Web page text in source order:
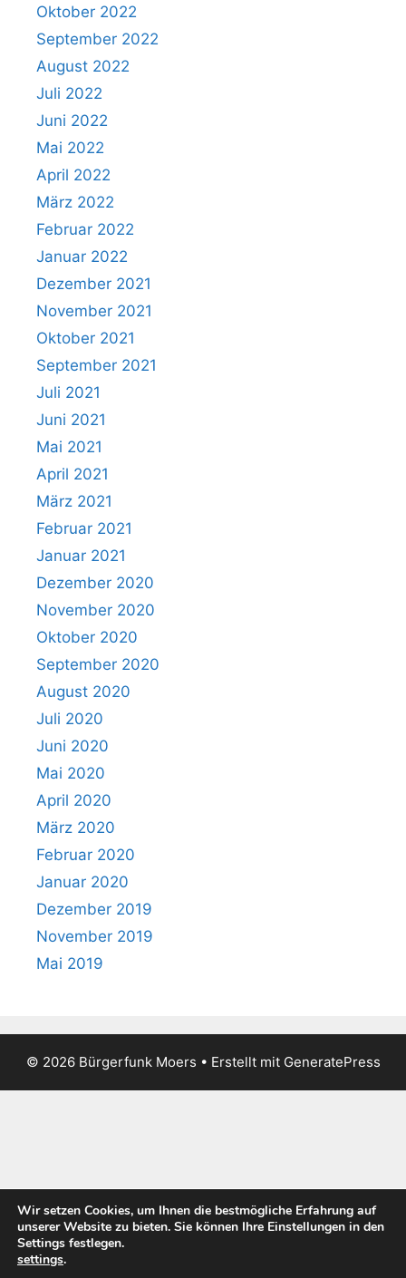
Oktober 2022
September 2022
August 2022
Juli 2022
Juni 2022
Mai 2022
April 2022
März 2022
Februar 2022
Januar 2022
Dezember 2021
November 2021
Oktober 2021
September 2021
Juli 2021
Juni 2021
Mai 2021
April 2021
März 2021
Februar 2021
Januar 2021
Dezember 2020
November 2020
Oktober 2020
September 2020
August 2020
Juli 2020
Juni 2020
Mai 2020
April 2020
März 2020
Februar 2020
Januar 2020
Dezember 2019
November 2019
Mai 2019
© 2026 Bürgerfunk Moers • Erstellt mit GeneratePress
Wir setzen Cookies, um Ihnen die bestmögliche Erfahrung auf
unserer Website zu bieten. Sie können Ihre Einstellungen in den
Settings festlegen.
settings.